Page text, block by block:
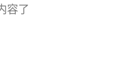
容了